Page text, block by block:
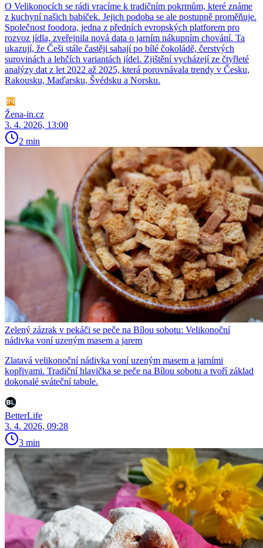
O Velikonocích se rádi vracíme k tradičním pokrmům, které známe
z kuchyní našich babiček. Jejich podoba se ale postupně proměňuje.
Společnost foodora, jedna z předních evropských platforem pro
rozvoz jídla, zveřejnila nová data o jarním nákupním chování. Ta
ukazují, že Češi stále častěji sahají po bílé čokoládě, čerstvých
surovinách a lehčích variantách jídel. Zjištění vycházejí ze čtyřleté
analýzy dat z let 2022 až 2025, která porovnávala trendy v Česku,
Rakousku, Maďarsku, Švédsku a Norsku.
Žena-in.cz
3. 4. 2026, 13:00
2 min
Zelený zázrak v pekáči se peče na Bílou sobotu: Velikonoční
nádivka voní uzeným masem a jarem
Zlatavá velikonoční nádivka voní uzeným masem a jarními
kopřivami. Tradiční hlavička se peče na Bílou sobotu a tvoří základ
dokonalé sváteční tabule.
BetterLife
3. 4. 2026, 09:28
3 min